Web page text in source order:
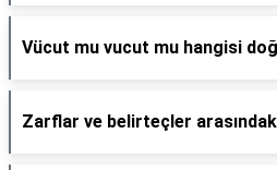
Vücut mu vucut mu hangisi
Zarflar ve belirteçler